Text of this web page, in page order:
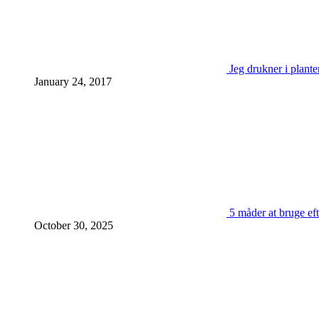
Jeg drukner i
January 24, 2017
5 måder at bruge
October 30, 2025